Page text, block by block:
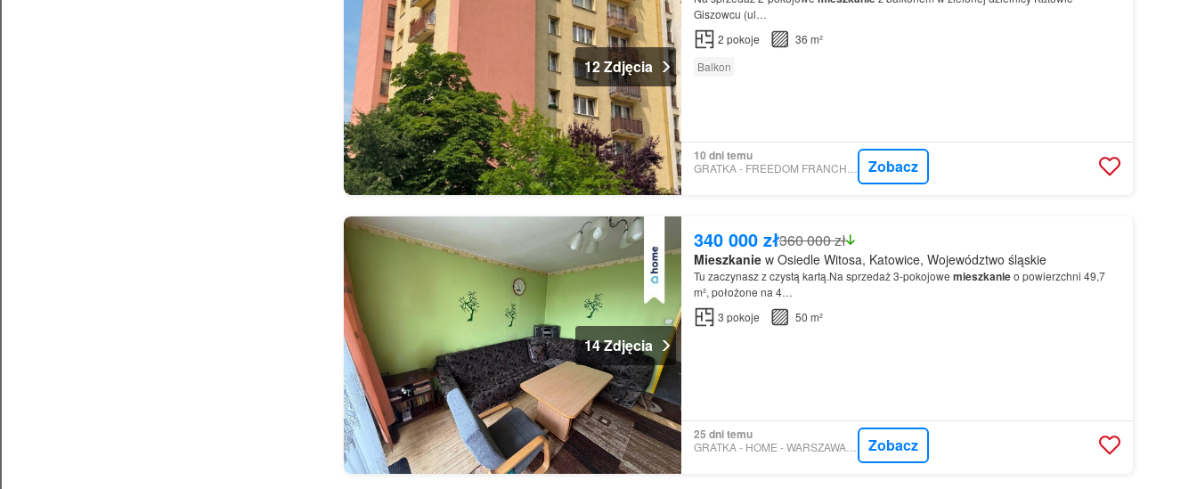
12 Zdjęcia
Giszowcu (ul…
2 pokoje
36 m²
Balkon
10 dni temu
Zobacz
14 Zdjęcia
340 000 zł360 000 zł
Mieszkaniew Osiedle Witosa, Katowice, Województwo śląskie
Tu zaczynasz z czystą kartą.Na sprzedaż 3-pokojowe mieszkanieo powierzchni 49,7
m², położone na 4…
3 pokoje 50 m²
25 dni temu
GRATKA - HOME - WARSZAWA, KRAKÓW, WROCŁAW, KATOWICE, CAŁA POLSKA Zobacz